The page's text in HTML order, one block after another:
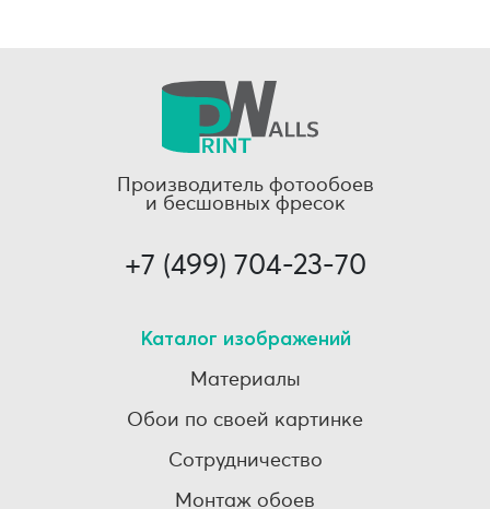
Производитель фотообоев
и бесшовных фресок
+7 (499) 704-23-70
Каталог изображений
Материалы
Обои по своей картинке
Сотрудничество
Монтаж обоев